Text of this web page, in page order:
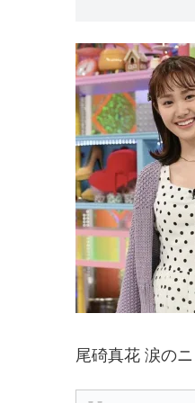
尾碕真花 涙の